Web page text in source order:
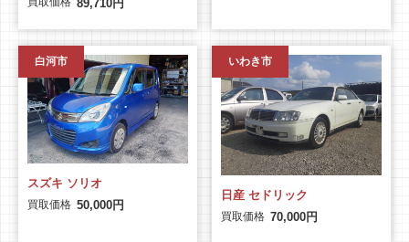
89,710円
スズキ ソリオ
白河市
買取価格 50,000円
日産 セドリック
いわき市
買取価格 70,000円